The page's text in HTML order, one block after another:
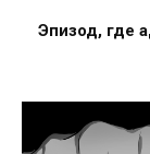
Эпизод, где